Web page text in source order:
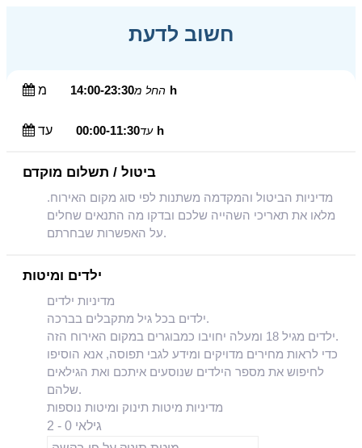
חשוב לדעת
מ החל מ 14:00-23:30h
עד עד 00:00-11:30h
ביטול / תשלום מוקדם
מדיניות הביטול והמקדמה משתנות לפי סוג מקום האירוח.
מלאו את תאריכי השהייה שלכם ובדקו מה התנאים שחלים
על האפשרות שבחרתם.
ילדים ומיטות
מדיניות ילדים
ילדים בכל גיל מתקבלים בברכה.
ילדים מגיל 18 ומעלה יחויבו כמבוגרים במקום האירוח הזה.
כדי לראות מחירים מדויקים ומידע לגבי תפוסה, אנא הוסיפו
לחיפוש את מספר הילדים שנוסעים איתכם ואת הגילאים
שלהם.
מדיניות מיטות תינוק ומיטות נוספות
גילאי 0 - 2